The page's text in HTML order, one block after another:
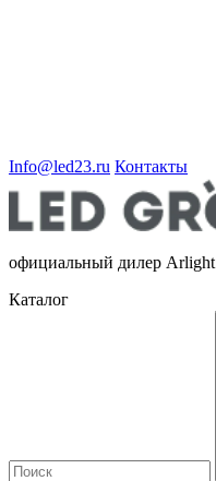
Info@led23.ru Контакты
официальный дилер Arlight
Каталог